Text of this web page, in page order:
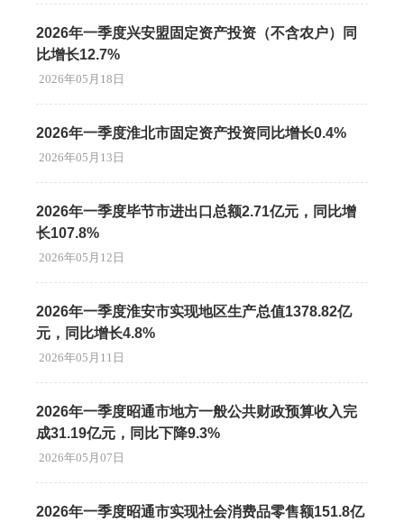
2026年一季度兴安盟固定资产投资（不含农户）同
比增长12.7%
2026年05月18日
2026年一季度淮北市固定资产投资同比增长0.4%
2026年05月13日
2026年一季度毕节市进出口总额2.71亿元，同比增
长107.8%
2026年05月12日
2026年一季度淮安市实现地区生产总值1378.82亿
元，同比增长4.8%
2026年05月11日
2026年一季度昭通市地方一般公共财政预算收入完
成31.19亿元，同比下降9.3%
2026年05月07日
2026年一季度昭通市实现社会消费品零售额151.8亿